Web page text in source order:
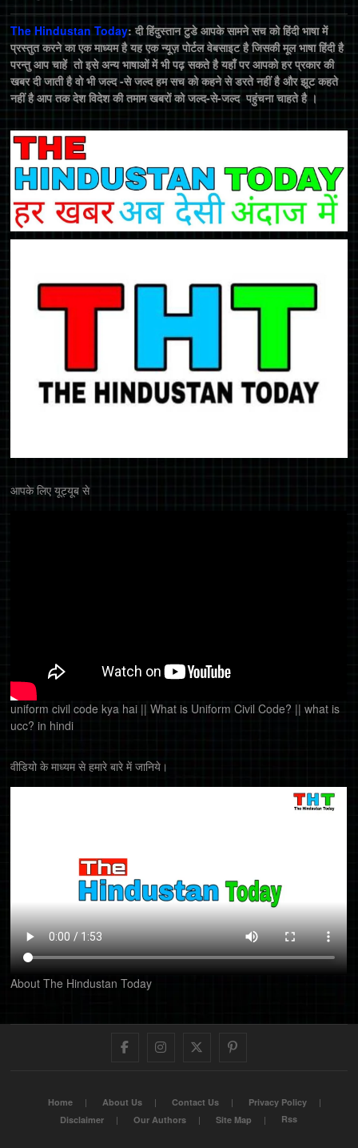
The Hindustan Today: दी हिंदुस्तान टुडे आपके सामने सच को हिंदी भाषा में
प्रस्तुत करने का एक माध्यम है यह एक न्यूज़ पोर्टल वेबसाइट है जिसकी मूल भाषा हिंदी है
परन्तु आप चाहें तो इसे अन्य भाषाओं में भी पढ़ सकते है यहाँ पर आपको हर प्रकार की
खबर दी जाती है वो भी जल्द -से जल्द हम सच को कहने से डरते नहीं है और झूट कहते
नहीं है आप तक देश विदेश की तमाम खबरों को जल्द-से-जल्द पहुंचना चाहते है ।
आपके लिए यूट्यूब से
uniform civil code kya hai || What is Uniform Civil Code? || what is
ucc? in hindi
वीडियो के माध्यम से हमारे बारे में जानिये।
About The Hindustan Today
FacebookInstagram
TwitterPinterest
Home About Us Contact Us
Privacy Policy
Disclaimer
Our Authors Site Map Rss